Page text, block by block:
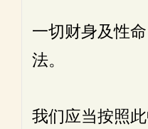
一切财身及性
法。
我们应当按照此